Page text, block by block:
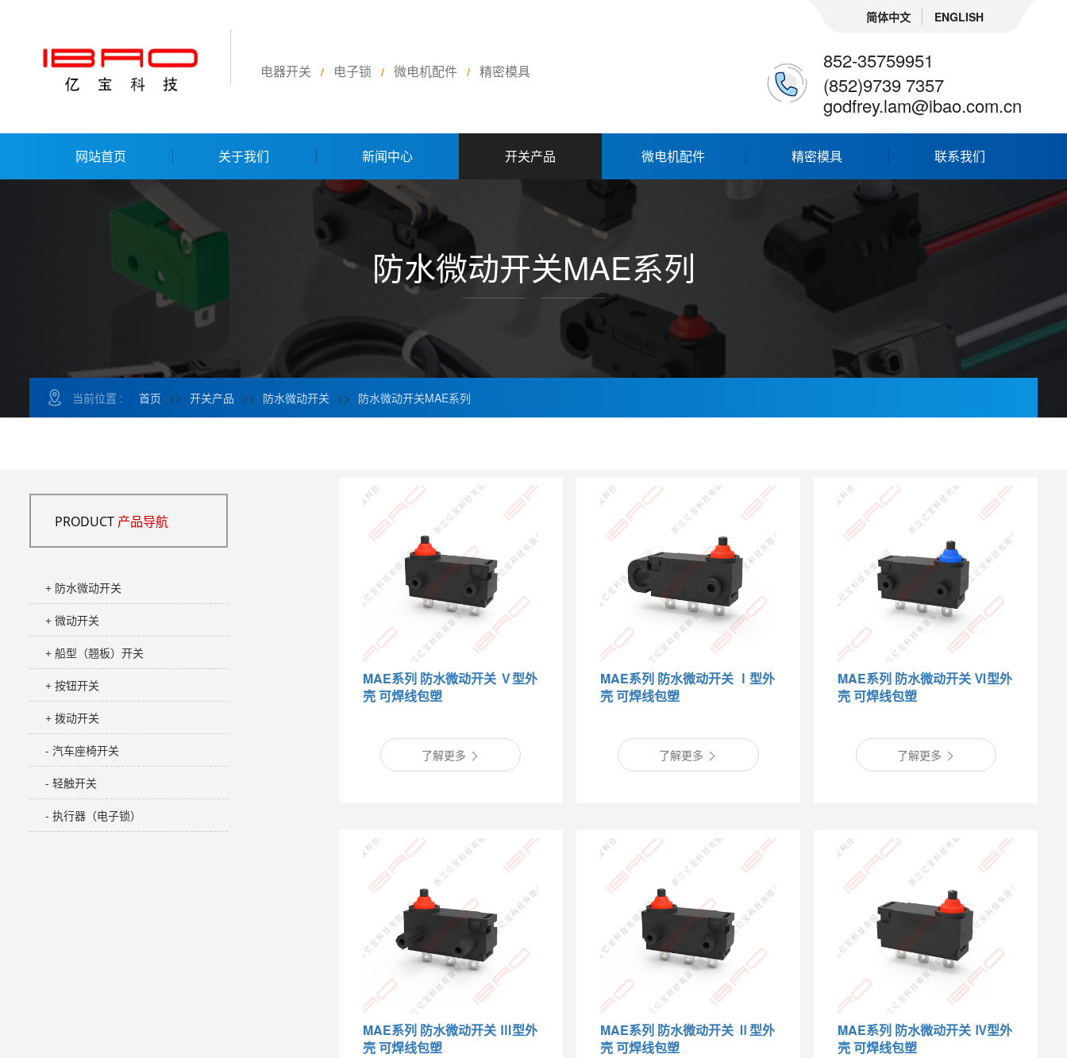
电器开关 / 电子锁 / 微电机配件 / 精密模具
852-35759951
(852)9739 7357
godfrey.lam@ibao.com.cn
简体中文 ENGLISH
网站首页 关于我们 新闻中心 开关产品 微电机配件 精密模具 联系我们
防水微动开关MAE系列
当前位置 : 首页 >> 开关产品 >> 防水微动开关 >> 防水微动开关MAE系列
PRODUCT 产品导航
+ 防水微动开关
+ 微动开关
+ 船型（翘板）开关
+ 按钮开关
+ 拨动开关
- 汽车座椅开关
- 轻触开关
- 执行器（电子锁）
MAE系列 防水微动开关 Ⅴ型外
壳 可焊线包塑
了解更多
MAE系列 防水微动开关 Ⅰ型外
壳 可焊线包塑
了解更多
MAE系列 防水微动开关 Ⅵ型外
壳 可焊线包塑
了解更多
MAE系列 防水微动开关 Ⅲ型外
壳 可焊线包塑
MAE系列 防水微动开关 Ⅱ型外
壳 可焊线包塑
MAE系列 防水微动开关 Ⅳ型外
壳 可焊线包塑